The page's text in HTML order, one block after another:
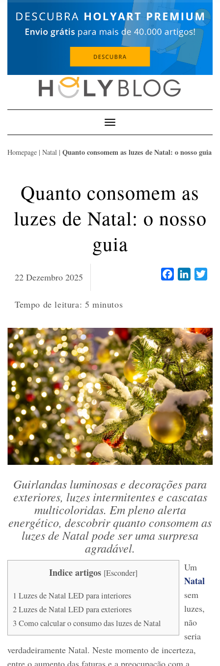
Toggle
Navigation
Homepage | Natal | Quanto consomem as luzes de Natal: o nosso guia
Quanto consomem as
luzes de Natal: o nosso
guia
22 Dezembro 2025
Tempo de leitura: 5 minutos
Facebook
Guirlandas luminosas e decorações para
exteriores, luzes intermitentes e cascatas
multicoloridas. Em pleno alerta
energético, descobrir quanto consomem as
luzes de Natal pode ser uma surpresa
agradável.
Indice artigos [Esconder]
1 Luzes de Natal LED para interiores
2Luzes de Natal LED para exteriores
3 Como calcular o consumo das luzes de Natal
Um
Natal
sem
luzes,
não
seria
verdadeiramente Natal. Neste momento de incerteza,